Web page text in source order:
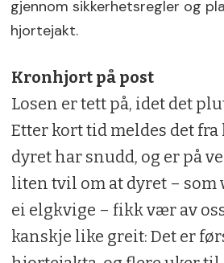
gjennom sikkerhetsregler og
hjortejakt.
Kronhjort på post
Losen er tett på, idet det
Etter kort tid meldes det
dyret har snudd, og er på
liten tvil om at dyret – som
ei elgkvige – fikk vær av
kanskje like greit: Det er